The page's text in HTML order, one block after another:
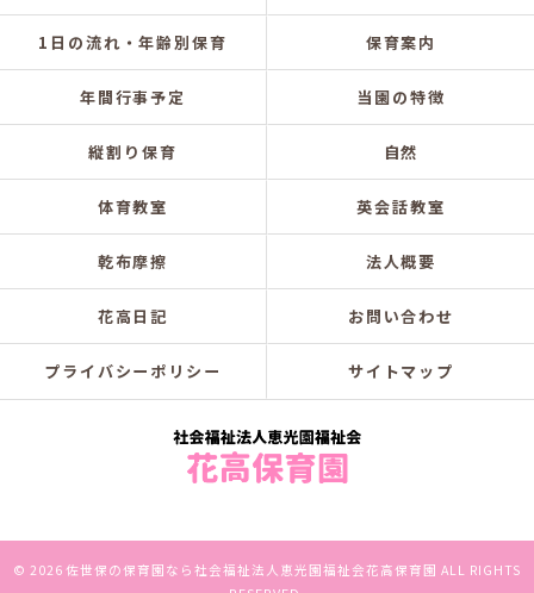
1日の流れ・年齢別保育 保育案内
年間行事予定 当園の特徴
縦割り保育 自然
体育教室 英会話教室
乾布摩擦 法人概要
花高日記 お問い合わせ
プライバシーポリシー サイトマップ
© 2026 佐世保の保育園なら社会福祉法人恵光園福祉会花高保育園 ALL RIGHTS